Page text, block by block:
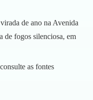
de ano na Avenida
de fogos silenciosa, em
as fontes